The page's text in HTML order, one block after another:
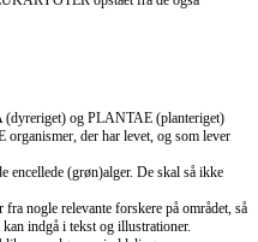
og PLANTAE (planteriget)
der har levet, og som lever
encellede (grøn)alger. De skal så ikke
nogle relevante forskere på området, så
indgå i tekst og illustrationer.